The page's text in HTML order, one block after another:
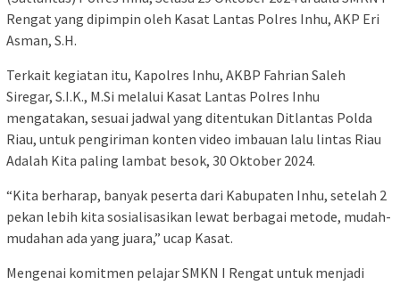
Rengat yang dipimpin oleh Kasat Lantas Polres Inhu, AKP Eri
Asman, S.H.
Terkait kegiatan itu, Kapolres Inhu, AKBP Fahrian Saleh
Siregar, S.I.K., M.Si melalui Kasat Lantas Polres Inhu
mengatakan, sesuai jadwal yang ditentukan Ditlantas Polda
Riau, untuk pengiriman konten video imbauan lalu lintas Riau
Adalah Kita paling lambat besok, 30 Oktober 2024.
“Kita berharap, banyak peserta dari Kabupaten Inhu, setelah 2
pekan lebih kita sosialisasikan lewat berbagai metode, mudah-
mudahan ada yang juara,” ucap Kasat.
Mengenai komitmen pelajar SMKN I Rengat untuk menjadi